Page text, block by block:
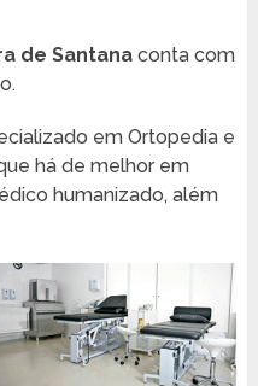
de Santanaconta com
em Ortopedia e
há de melhor em
humanizado, além